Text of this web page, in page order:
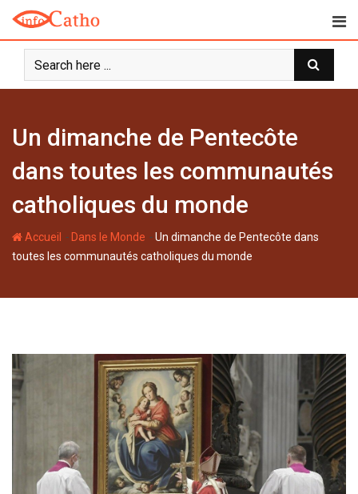
t
Un dimanche de Pentecôte
dans toutes les communautés
catholiques du monde
Accueil - Dans le Monde -Un dimanche de Pentecôte dans
toutes les communautés catholiques du monde